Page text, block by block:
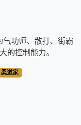
气功师、散打、街霸
的控制能力。
柔道家